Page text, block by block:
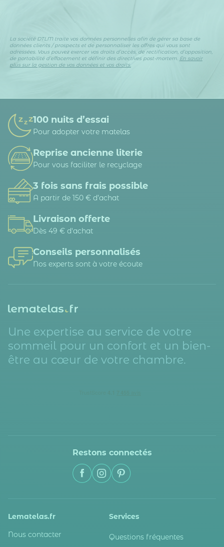
La société DTLM traite vos données personnelles afin de gérer sa base de
données clients / prospects et de personnaliser les offres qui vous sont
adressées. Vous pouvez exercer vos droits d’accès, de rectification, d’opposition,
de portabilité d’effacement et définir des directives post-mortem. En savoir
plus sur la gestion de vos données et vos droits.
100 nuits d’essai
Pour adopter votre matelas
Reprise ancienne literie
Pour vous faciliter le recyclage
3 fois sans frais possible
A partir de 150 € d’achat
Livraison offerte
Dès 49 € d'achat
Conseils personnalisés
Nos experts sont à votre écoute
Une expertise au service de votre
sommeil pour un confort et un bien-
être au cœur de votre chambre.
Restons connectés
Lematelas.fr
Nous contacter
Services
Questions fréquentes